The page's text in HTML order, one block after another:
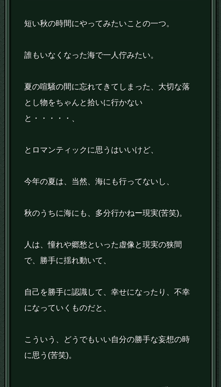
短い秋の時間にやってみたいことの一つ。
誰もいなくなった海で一人佇みたい。
夏の喧騒の間に忘れてきてしまった、大切な落
とし物をちゃんと拾いに行かない
と・・・・・、
とロマンティックに思うはいいけど、
今年の夏は、当然、海にも行ってないし、
秋のうちに海にも、多分行かねー現実(苦笑)。
人は、憧れや郷愁といった虚像と現実の狭間
で、勝手に揺れ動いて、
自己を勝手に認識して、幸せになったり、不幸
になっていくものだと、
こういう、どうでもいい自分の勝手な妄想の時
に思う(苦笑)。